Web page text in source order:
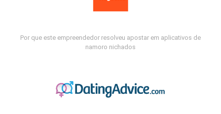
Por que este empreendedor resolveu apostar em aplicativos de
namoro nichados